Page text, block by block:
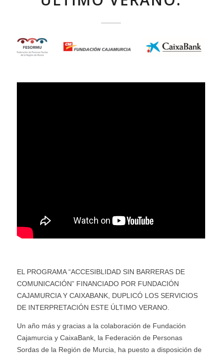
EL PROGRAMA “ACCESIBLIDAD SIN BARRERAS DE
COMUNICACIÓN” FINANCIADO POR FUNDACIÓN
CAJAMURCIA Y CAIXABANK, DUPLICÓ LOS SERVICIOS
DE INTERPRETACIÓN ESTE ÚLTIMO VERANO.
Un año más y gracias a la colaboración de Fundación
Cajamurcia y CaixaBank, la Federación de Personas
Sordas de la Región de Murcia, ha puesto a disposición de